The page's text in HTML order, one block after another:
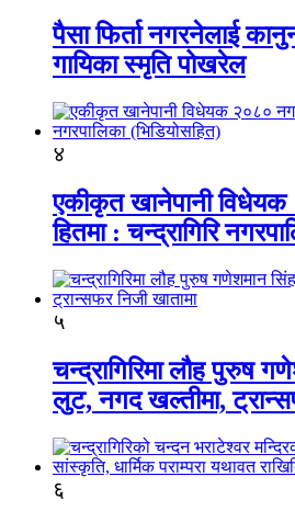
पैसा फिर्ता नगरनेलाई
गायिका स्‍मृति पोखरेल
४
एकीकृत खानेपानी
हितमा : चन्द्रागिरि
५
चन्द्रागिरिमा लौह पुरुष
लुट, नगद खल्तीमा,
६